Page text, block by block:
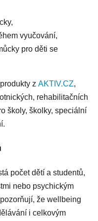
vyučování,
pro děti se
z AKTIV.CZ,
rehabilitačních
školy, školky, speciální
počet dětí a studentů,
nebo psychickým
že wellbeing
i celkovým